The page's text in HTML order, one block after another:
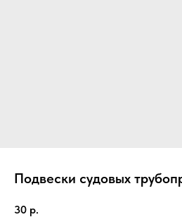
Подвески судовых
30 р.